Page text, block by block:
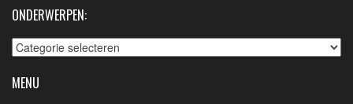
ONDERWERPEN:
Onderwerpen:
MENU